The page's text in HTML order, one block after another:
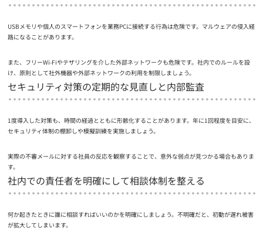
USBメモリや個人のスマートフォンを業務PCに接続する行為は危険です。マルウェアの侵入経
路になることがあります。
また、フリーWi-Fiやテザリングを介した外部ネットワークも危険です。社内でのルールを設
け、原則として社外機器や外部ネットワークの利用を制限しましょう。
セキュリティ対策の定期的な見直しと内部監査
1度導入した対策も、時間の経過とともに形骸化することがあります。年に1回程度を目安に、
セキュリティ体制の棚卸しや模擬訓練を実施しましょう。
実際の不審メールに対する社員の反応を観察することで、意外な弱点が見つかる場合もありま
す。
社内での責任者を明確にして相談体制を整える
何か起きたときに誰に相談すればいいのかを明確にしましょう。不明確だと、初動が遅れ被害
が拡大してしまいます。